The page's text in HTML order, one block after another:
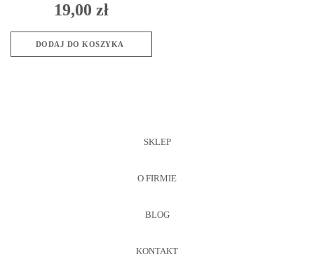
19,00 zł
DODAJ DO KOSZYKA
SKLEP
O FIRMIE
BLOG
KONTAKT